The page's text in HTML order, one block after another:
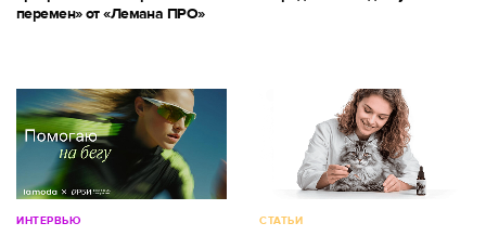
перемен» от «Лемана ПРО»
ИНТЕРВЬЮ СТАТЬИ